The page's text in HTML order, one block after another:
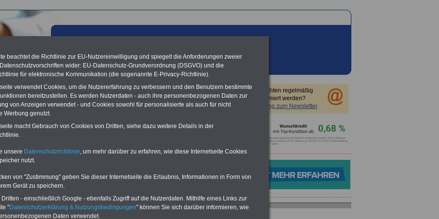
und Erholung
Direkt zum Gesundheitsportal
KLINIKVERZEICHNIS-
bietet Informationen rund um Gesundheit und
Datenbankmit mehr als 1.650 Gesundheitseinrichtungen, davon
beihilfefähige Kurkliniken, Gesundheitszentren oder Sanatorien
Schönheitskliniken
Zahnkliniken oder Arztpraxen
Sie möchten regelmäßig
informiert werden?
Anmeldung zum Newsletter
beachtet die Richtlinie zur EU-Nutzereinwilligung und spiegelt die Anforderungen zweier
wider: EU-Datenschutz-Grundverordnung (DSGVO) und die
für elektronische Kommunikation (die sogenannte E-Privacy-Richtlinie).
verwendet Cookies, um die Nutzererfahrung zu verbessern und den Benutzern bestimmte
bereitzustellen. Es werden Nutzerdaten - auch ihre personenbezogenen Daten zur
von Anzeigen verwendet - und Cookies sowohl für personalisierte als auch für nicht
Werbung genutzt.
macht Gebrauch von Cookies von Dritten, siehe dazu weitere Details in der
unsere Datenschutzrichtlinie, um mehr darüber zu erfahren, wie diese Internetseite Cookies
nutzt.
von "Zustimmung" geben Sie dieser Internetseite die Erlaubnis, Informationen in Form von
Gerät zu speichern.
- einschließlich Google - ebenfalls Zugriff auf die Nutzerdaten. Mithilfe eines Links zur
"Datenschutzerklärung & Nutzungsbedingungen" können Sie sich darüber informieren, wie
Daten verwendet.